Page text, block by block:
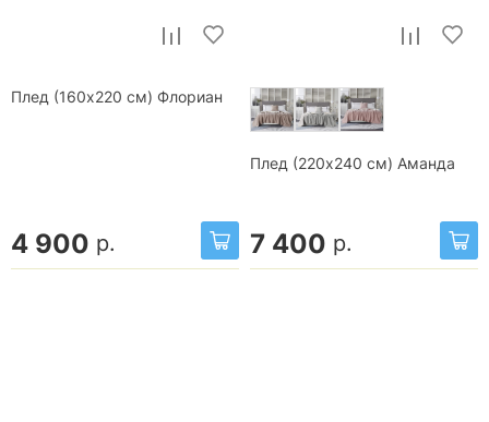
Плед (160x220 см) Флориан
4 900 р.
Плед (220x240 см) Аманда
7 400 р.